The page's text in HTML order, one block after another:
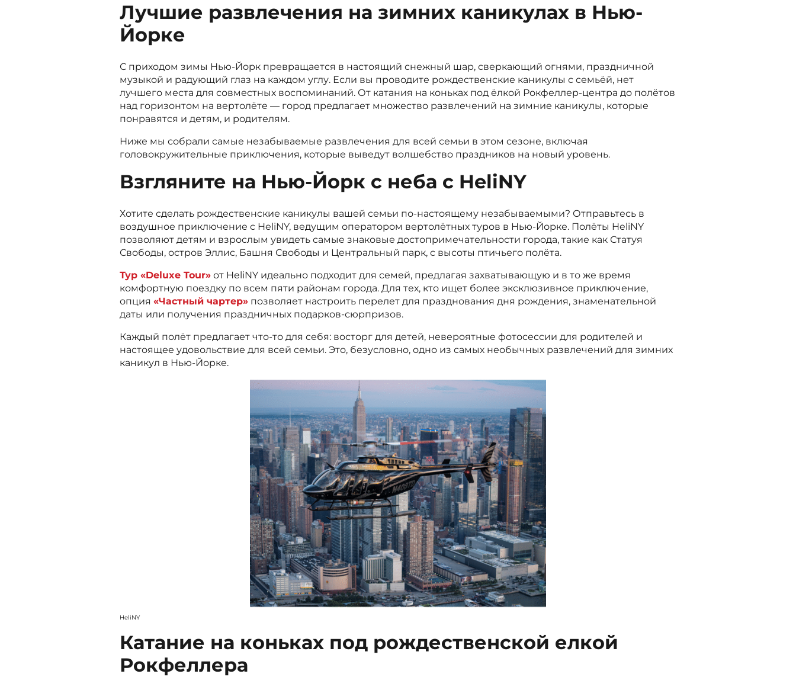
Лучшие развлечения на зимних каникулах в Нью-
Йорке
С приходом зимы Нью-Йорк превращается в настоящий снежный шар, сверкающий огнями, праздничной
музыкой и радующий глаз на каждом углу. Если вы проводите рождественские каникулы с семьёй, нет
лучшего места для совместных воспоминаний. От катания на коньках под ёлкой Рокфеллер-центра до полётов
над горизонтом на вертолёте — город предлагает множество развлечений на зимние каникулы, которые
понравятся и детям, и родителям.
Ниже мы собрали самые незабываемые развлечения для всей семьи в этом сезоне, включая
головокружительные приключения, которые выведут волшебство праздников на новый уровень.
Взгляните на Нью-Йорк с неба с HeliNY
Хотите сделать рождественские каникулы вашей семьи по-настоящему незабываемыми? Отправьтесь в
воздушное приключение с HeliNY, ведущим оператором вертолётных туров в Нью-Йорке. Полёты HeliNY
позволяют детям и взрослым увидеть самые знаковые достопримечательности города, такие как Статуя
Свободы, остров Эллис, Башня Свободы и Центральный парк, с высоты птичьего полёта.
Тур «Deluxe Tour» от HeliNY идеально подходит для семей, предлагая захватывающую и в то же время
комфортную поездку по всем пяти районам города. Для тех, кто ищет более эксклюзивное приключение,
опция «Частный чартер» позволяет настроить перелет для празднования дня рождения, знаменательной
даты или получения праздничных подарков-сюрпризов.
Каждый полёт предлагает что-то для себя: восторг для детей, невероятные фотосессии для родителей и
настоящее удовольствие для всей семьи. Это, безусловно, одно из самых необычных развлечений для зимних
каникул в Нью-Йорке.
HeliNY
Катание на коньках под рождественской елкой
Рокфеллера